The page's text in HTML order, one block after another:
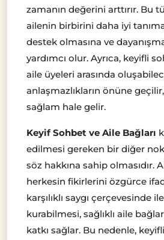
zamanın değerini arttırır. Bu
ailenin birbirini daha iyi
destek olmasına ve
yardımcı olur. Ayrıca, keyifli
aile üyeleri arasında
anlaşmazlıkların önüne
sağlam hale gelir.
Keyif Sohbet ve Aile Bağları
edilmesi gereken bir diğer
söz hakkına sahip olmasıdır.
herkesin fikirlerini özgürce
karşılıklı saygı çerçevesinde
kurabilmesi, sağlıklı aile
katkı sağlar. Bu nedenle,